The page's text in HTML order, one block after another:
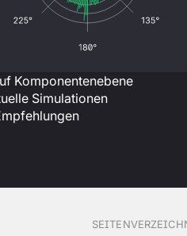
Komponentenebene
Simulationen